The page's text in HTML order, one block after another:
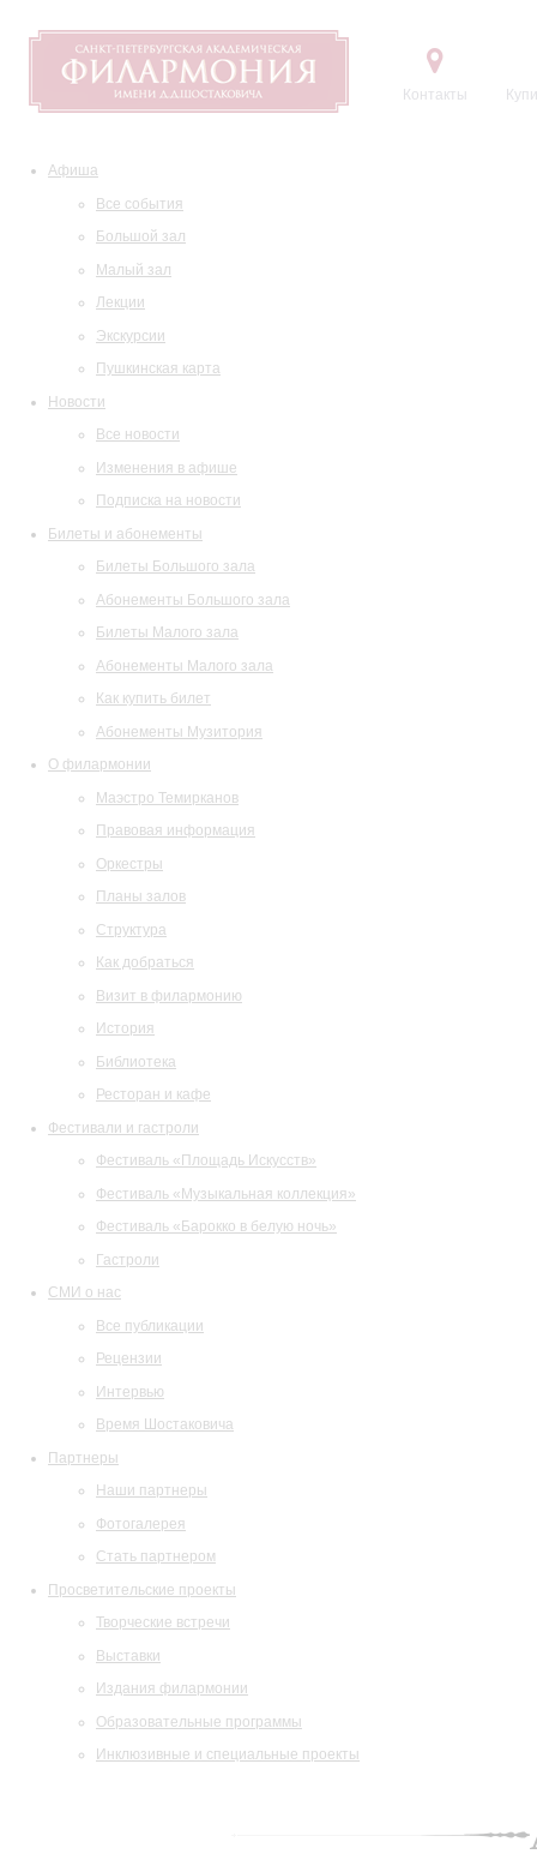
Контакты
Афиша
Все события
Большой зал
Малый зал
Лекции
Экскурсии
Пушкинская карта
Новости
Все новости
Изменения в афише
Подписка на новости
Билеты и абонементы
Билеты Большого зала
Абонементы Большого зала
Билеты Малого зала
Абонементы Малого зала
Как купить билет
Абонементы Музитория
О филармонии
Маэстро Темирканов
Правовая информация
Оркестры
Планы залов
Структура
Как добраться
Визит в филармонию
История
Библиотека
Ресторан и кафе
Фестивали и гастроли
Фестиваль «Площадь Искусств»
Фестиваль «Музыкальная коллекция»
Фестиваль «Барокко в белую ночь»
Гастроли
СМИ о нас
Все публикации
Рецензии
Интервью
Время Шостаковича
Партнеры
Наши партнеры
Фотогалерея
Стать партнером
Просветительские проекты
Творческие встречи
Выставки
Издания филармонии
Образовательные программы
Инклюзивные и специальные проекты